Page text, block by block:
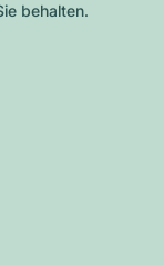
behalten.